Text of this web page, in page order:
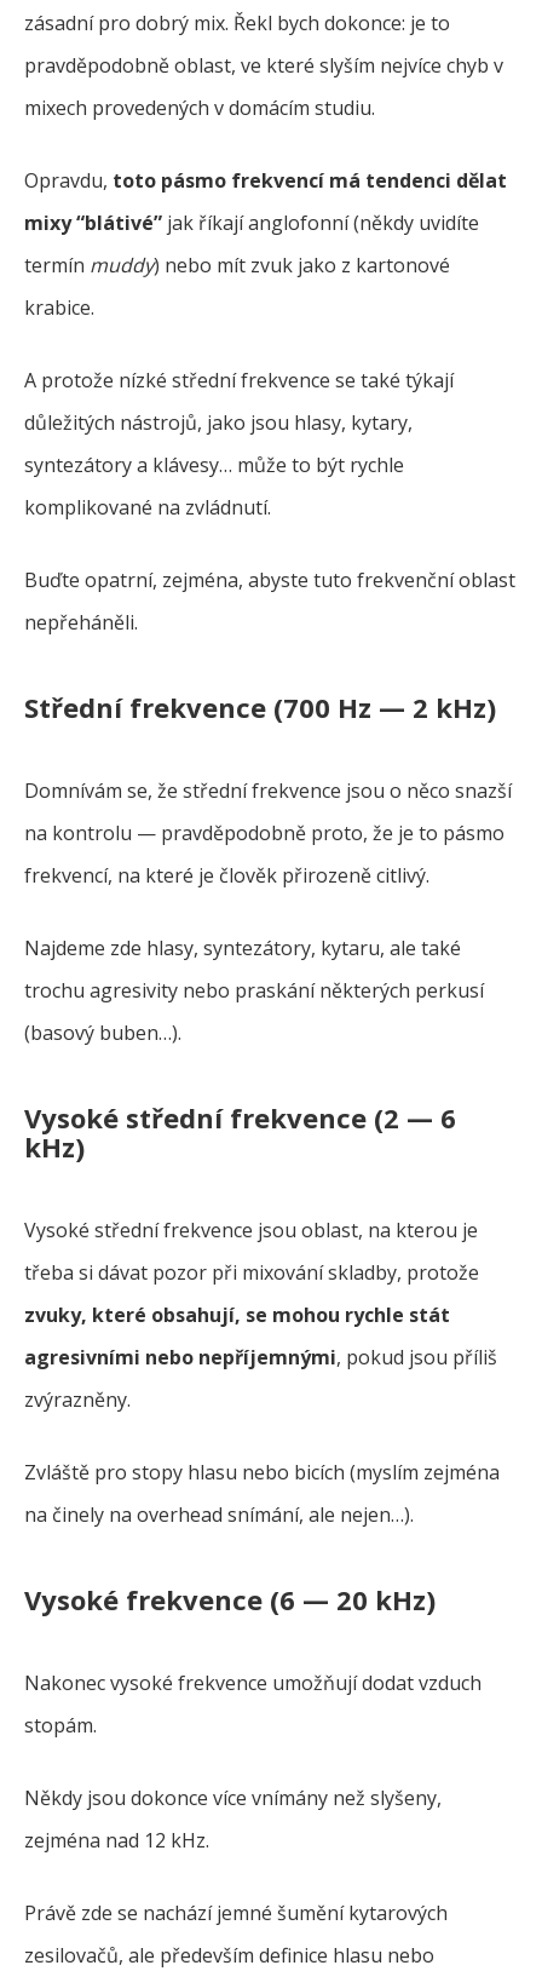
zásadní pro dobrý mix. Řekl bych dokonce: je to
pravděpodobně oblast, ve které slyším nejvíce chyb v
mixech provedených v domácím studiu.
Opravdu, toto pásmo frekvencí má tendenci dělat
mixy “blátivé” jak říkají anglofonní (někdy uvidíte
termín muddy) nebo mít zvuk jako z kartonové
krabice.
A protože nízké střední frekvence se také týkají
důležitých nástrojů, jako jsou hlasy, kytary,
syntezátory a klávesy… může to být rychle
komplikované na zvládnutí.
Buďte opatrní, zejména, abyste tuto frekvenční oblast
nepřeháněli.
Střední frekvence (700 Hz — 2 kHz)
Domnívám se, že střední frekvence jsou o něco snazší
na kontrolu — pravděpodobně proto, že je to pásmo
frekvencí, na které je člověk přirozeně citlivý.
Najdeme zde hlasy, syntezátory, kytaru, ale také
trochu agresivity nebo praskání některých perkusí
(basový buben…).
Vysoké střední frekvence (2 — 6
kHz)
Vysoké střední frekvence jsou oblast, na kterou je
třeba si dávat pozor při mixování skladby, protože
zvuky, které obsahují, se mohou rychle stát
agresivními nebo nepříjemnými, pokud jsou příliš
zvýrazněny.
Zvláště pro stopy hlasu nebo bicích (myslím zejména
na činely na overhead snímání, ale nejen…).
Vysoké frekvence (6 — 20 kHz)
Nakonec vysoké frekvence umožňují dodat vzduch
stopám.
Někdy jsou dokonce více vnímány než slyšeny,
zejména nad 12 kHz.
Právě zde se nachází jemné šumění kytarových
zesilovačů, ale především definice hlasu nebo